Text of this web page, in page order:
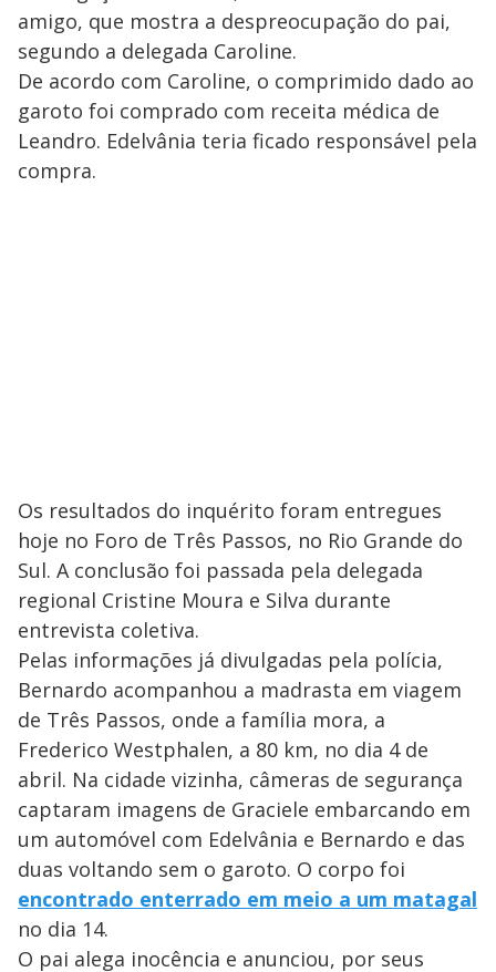
amigo, que mostra a despreocupação do pai,
segundo a delegada Caroline.
De acordo com Caroline, o comprimido dado ao
garoto foi comprado com receita médica de
Leandro. Edelvânia teria ficado responsável pela
compra.
Os resultados do inquérito foram entregues
hoje no Foro de Três Passos, no Rio Grande do
Sul. A conclusão foi passada pela delegada
regional Cristine Moura e Silva durante
entrevista coletiva.
Pelas informações já divulgadas pela polícia,
Bernardo acompanhou a madrasta em viagem
de Três Passos, onde a família mora, a
Frederico Westphalen, a 80 km, no dia 4 de
abril. Na cidade vizinha, câmeras de segurança
captaram imagens de Graciele embarcando em
um automóvel com Edelvânia e Bernardo e das
duas voltando sem o garoto. O corpo foi
encontrado enterrado em meio a um matagal
no dia 14.
O pai alega inocência e anunciou, por seus